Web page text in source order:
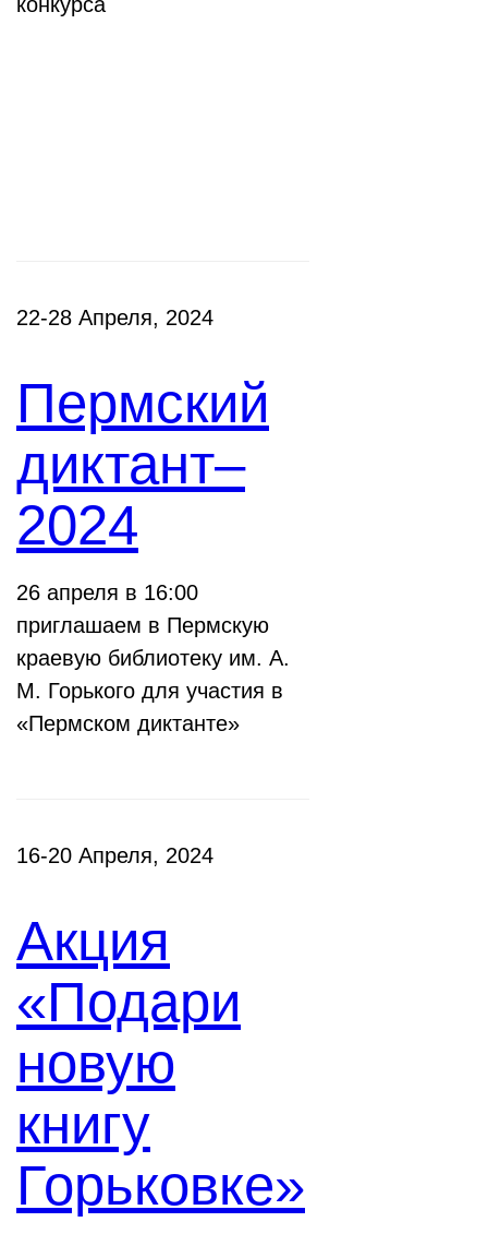
22-28 Апреля, 2024
Пермский
диктант–
2024
26 апреля в 16:00
приглашаем в Пермскую
краевую библиотеку им. А.
М. Горького для участия в
«Пермском диктанте»
16-20 Апреля, 2024
Акция
«Подари
новую
книгу
Горьковке»